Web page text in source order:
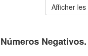
Negativos.